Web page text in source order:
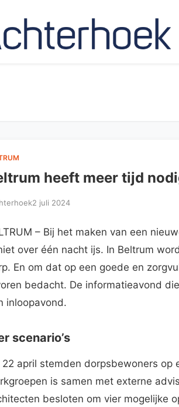
heeft meer tijd
2 juli 2024
– Bij het maken van een
over één nacht ijs. In Beltrum
En om dat op een goede en
bedacht. De informatieavond
inloopavond.
scenario’s
22 april stemden dorpsbewoners op
is samen met externe
besloten om vier mogelijke